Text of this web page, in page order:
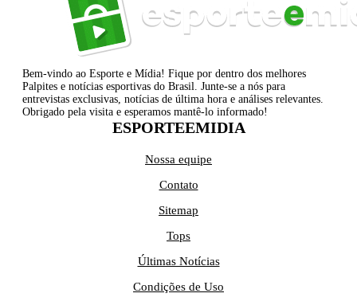
Bem-vindo ao Esporte e Mídia! Fique por dentro dos melhores
Palpites e notícias esportivas do Brasil. Junte-se a nós para
entrevistas exclusivas, notícias de última hora e análises relevantes.
Obrigado pela visita e esperamos mantê-lo informado!
ESPORTEEMIDIA
Nossa equipe
Contato
Sitemap
Tops
Últimas Notícias
Condições de Uso